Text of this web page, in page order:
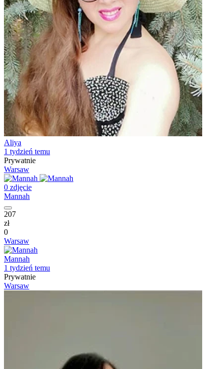
Aliya
1 tydzień temu
Prywatnie
Warsaw
0 zdjęcie
Mannah
207
zł
0
Warsaw
Mannah
1 tydzień temu
Prywatnie
Warsaw